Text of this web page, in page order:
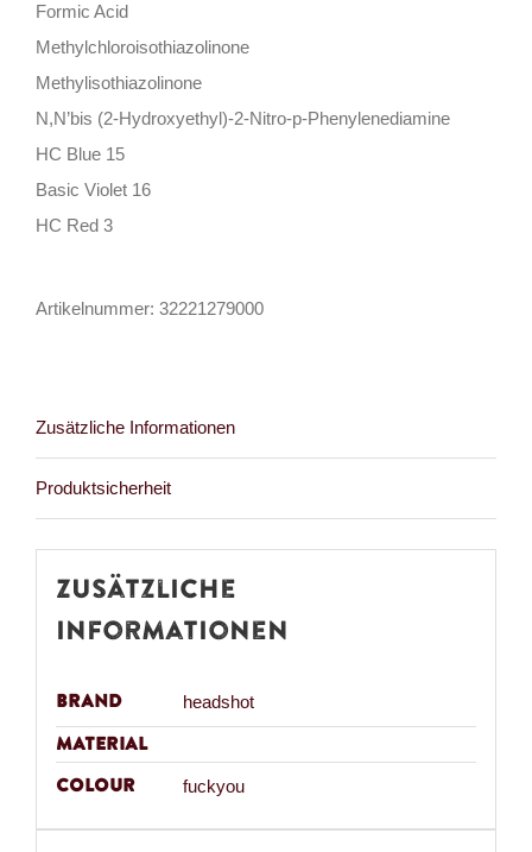
Formic Acid
Methylchloroisothiazolinone
Methylisothiazolinone
N,N’bis (2-Hydroxyethyl)-2-Nitro-p-Phenylenediamine
HC Blue 15
Basic Violet 16
HC Red 3
Artikelnummer: 32221279000
Zusätzliche Informationen
Produktsicherheit
Zusätzliche
Informationen
Brand headshot
Material
Colour
fuckyou